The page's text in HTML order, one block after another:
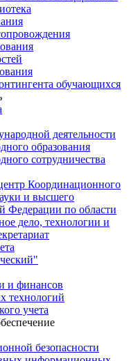
обучающихся
деятельности
образования
сотрудничества
Координационного
и высшего
Федерации по области
дело, технологии и
и финансов
технологий
учета
безопасности